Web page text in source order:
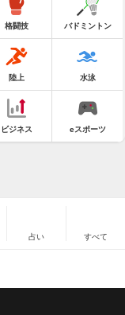
格闘技 バドミントン
陸上 水泳
ビジネス eスポーツ
占い すべて